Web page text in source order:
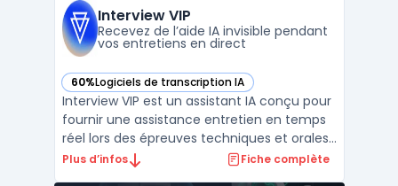
cherchent à éviter la prise de notes
manuelle et ...
Interview VIP
Recevez de l’aide IA invisible pendant
vos entretiens en direct
60%Logiciels de transcription IA
— voir Interview VIP dans cette catégorie
Interview VIP est un assistant IA conçu pour
fournir une assistance entretien en temps
réel lors des épreuves techniques et orales
en ligne. L’utilisation de cet outil s’intègre
Plus d’infos Fiche complète